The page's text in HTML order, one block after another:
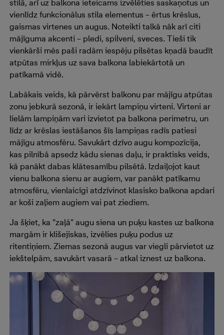
stilā, arī uz balkona ieteicams izvēlēties saskaņotus un
vienlīdz funkcionālus stila elementus – ērtus krēslus,
gaismas virtenes un augus. Noteikti talkā nāk arī citi
mājīguma akcenti – pledi, spilveni, sveces. Tieši tik
vienkārši mēs paši radām iespēju pilsētas kņadā baudīt
atpūtas mirkļus uz sava balkona labiekārtotā un
patīkamā vidē.
Labākais veids, kā pārvērst balkonu par mājīgu atpūtas
zonu jebkurā sezonā, ir iekārt lampiņu virteni. Virteni ar
lielām lampiņām vari izvietot pa balkona perimetru, un
līdz ar krēslas iestāšanos šīs lampiņas radīs patiesi
mājīgu atmosfēru. Savukārt dzīvo augu kompozīcija,
kas pilnībā apsedz kādu sienas daļu, ir praktisks veids,
kā panākt dabas klātesamību pilsētā. Izdaiļojot kaut
vienu balkona sienu ar augiem, var panākt patīkamu
atmosfēru, vienlaicīgi atdzīvinot klasisko balkona apdari
ar koši zaļiem augiem vai pat ziediem.
Ja šķiet, ka “zaļā” augu siena un puķu kastes uz balkona
margām ir klišejiskas, izvēlies puķu podus uz
ritentiņiem. Ziemas sezonā augus var viegli pārvietot uz
iekštelpām, savukārt vasarā – atkal iznest uz balkona.